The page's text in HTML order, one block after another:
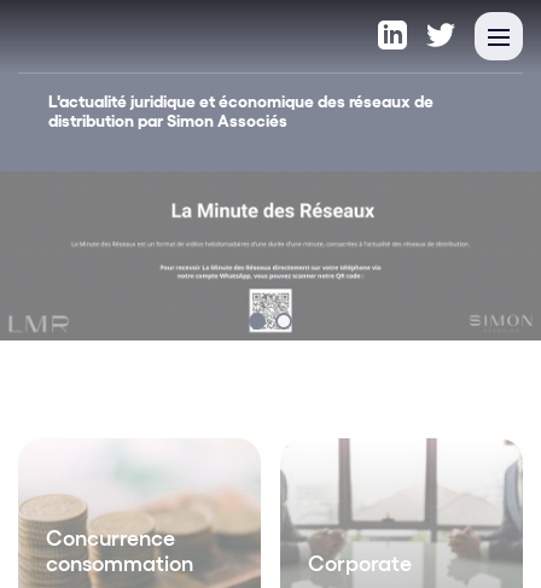
L'actualité juridique et économique des réseaux de
distribution par Simon Associés
Concurrence
consommation
Corporate